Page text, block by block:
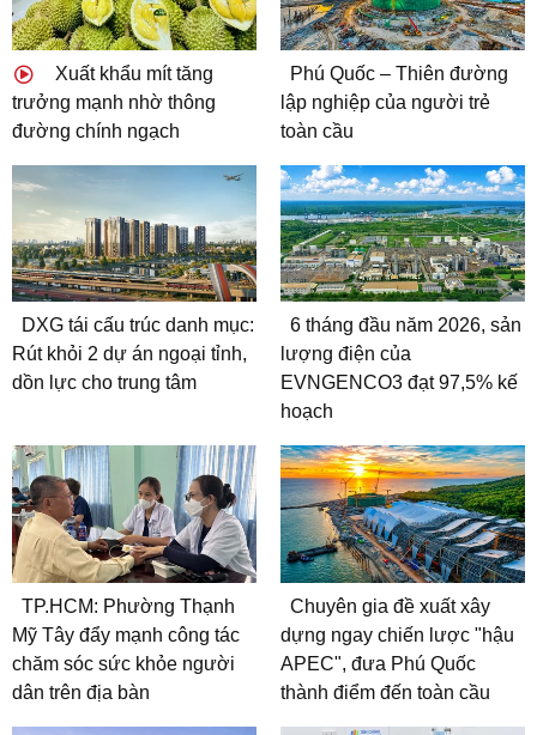
Xuất khẩu mít tăng
trưởng mạnh nhờ thông
đường chính ngạch
Phú Quốc – Thiên đường
lập nghiệp của người trẻ
toàn cầu
DXG tái cấu trúc danh mục:
Rút khỏi 2 dự án ngoại tỉnh,
dồn lực cho trung tâm
6 tháng đầu năm 2026, sản
lượng điện của
EVNGENCO3 đạt 97,5% kế
hoạch
TP.HCM: Phường Thạnh
Mỹ Tây đẩy mạnh công tác
chăm sóc sức khỏe người
dân trên địa bàn
Chuyên gia đề xuất xây
dựng ngay chiến lược "hậu
APEC", đưa Phú Quốc
thành điểm đến toàn cầu